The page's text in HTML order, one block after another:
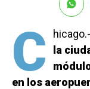
C hicago.-
la
en los